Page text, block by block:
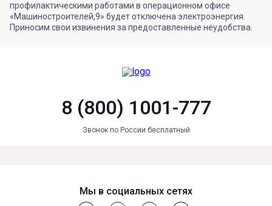
профилактическими работами в операционном офисе
«Машиностроителей,9» будет отключена электроэнергия.
Приносим свои извинения за предоставленные неудобства.
8 (800) 1001-777
Звонок по России бесплатный
Мы в социальных сетях